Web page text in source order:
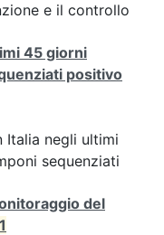
e il controllo
45 giorni
positivo
Italia negli ultimi
sequenziati
del